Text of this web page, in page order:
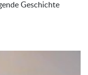
Geschichte